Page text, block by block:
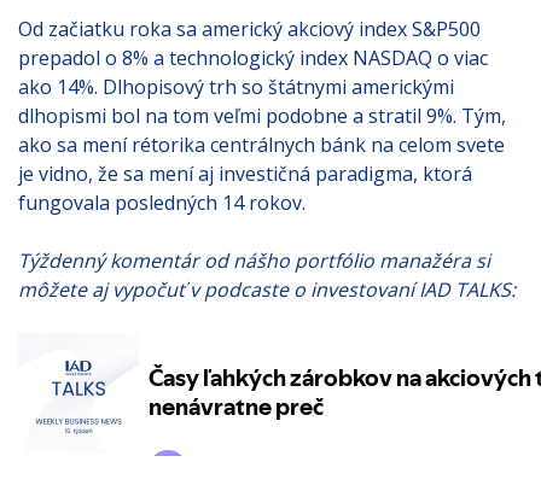
Od začiatku roka sa americký akciový index S&P500
prepadol o 8% a technologický index NASDAQ o viac
ako 14%. Dlhopisový trh so štátnymi americkými
dlhopismi bol na tom veľmi podobne a stratil 9%. Tým,
ako sa mení rétorika centrálnych bánk na celom svete
je vidno, že sa mení aj investičná paradigma, ktorá
fungovala posledných 14 rokov.
Týždenný komentár od nášho portfólio manažéra si
môžete aj vypočuť v podcaste o investovaní IAD TALKS: